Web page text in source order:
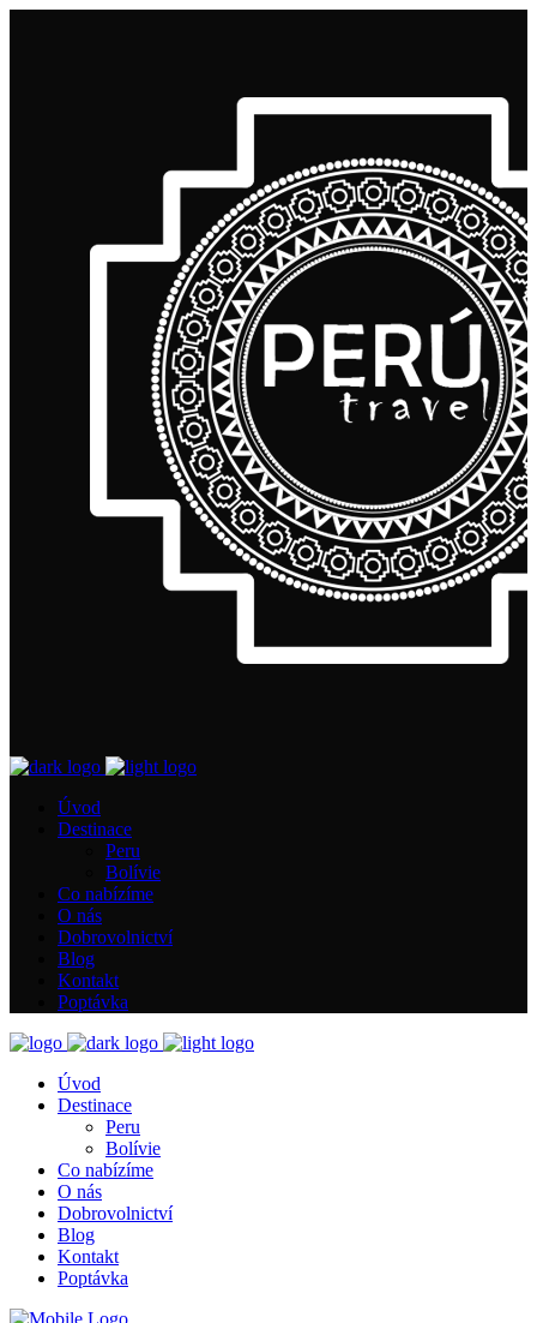
Úvod
Destinace
Peru
Bolívie
Co nabízíme
O nás
Dobrovolnictví
Blog
Kontakt
Poptávka
Úvod
Destinace
Peru
Bolívie
Co nabízíme
O nás
Dobrovolnictví
Blog
Kontakt
Poptávka